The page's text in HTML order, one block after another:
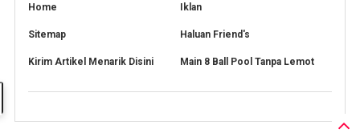
Home Iklan
Sitemap Haluan Friend's
Kirim Artikel Menarik Disini Main 8 Ball Pool Tanpa Lemot